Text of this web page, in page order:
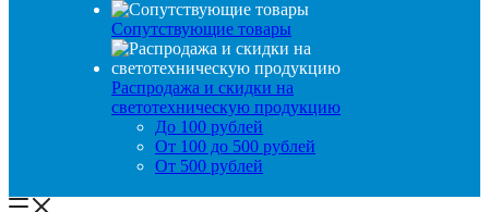
Сопутствующие товары
Распродажа и скидки на
светотехническую продукцию
До 100 рублей
От 100 до 500 рублей
От 500 рублей